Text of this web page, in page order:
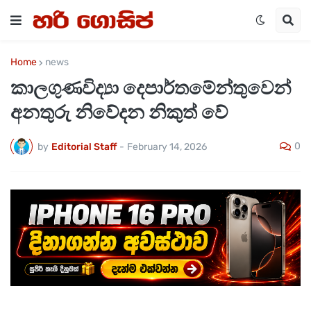
Home news
කාලගුණවිද්‍යා දෙපාර්තමේන්තුවෙන්
අනතුරු නිවේදන නිකුත් වේ
by Editorial Staff - February 14, 2026 0